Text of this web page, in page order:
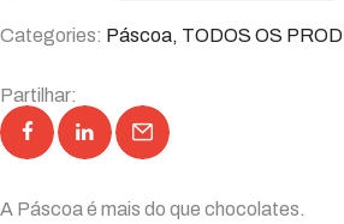
Categories: Páscoa, TODOS OS
Partilhar:
A Páscoa é mais do que chocolates.